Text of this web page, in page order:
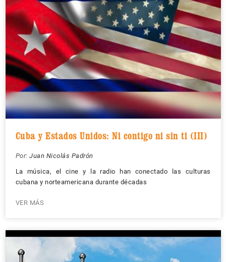
Cuba y Estados Unidos: Ni contigo ni sin ti (III)
Por: Juan Nicolás Padrón
La música, el cine y la radio han conectado las culturas
cubana y norteamericana durante décadas
VER MÁS